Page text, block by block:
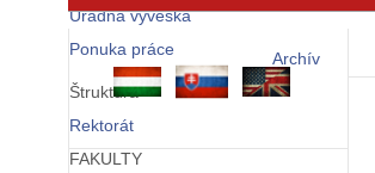
Úradná výveska
Ponuka práce
Archív
Štruktúra
Rektorát
FAKULTY